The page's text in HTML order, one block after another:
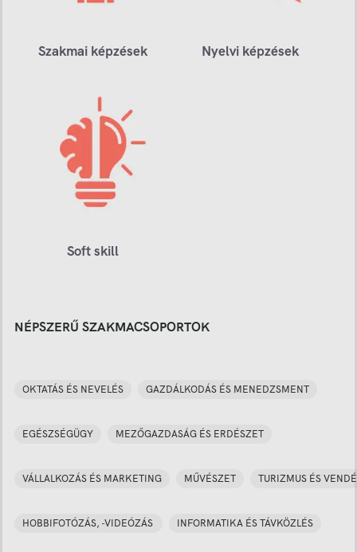
Szakmai képzések Nyelvi képzések
Soft skill
NÉPSZERŰ SZAKMACSOPORTOK
OKTATÁS ÉS NEVELÉS GAZDÁLKODÁS ÉS MENEDZSMENT
EGÉSZSÉGÜGY MEZŐGAZDASÁG ÉS ERDÉSZET
VÁLLALKOZÁS ÉS MARKETING MŰVÉSZET TURIZMUS ÉS
HOBBIFOTÓZÁS, -VIDEÓZÁS INFORMATIKA ÉS TÁVKÖZLÉS